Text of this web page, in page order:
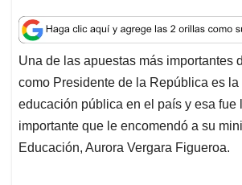
a
t
s
A
p
p
c
e
b
o
o
k
n
k
e
d
I
n
a
i
l
r
e
a
d
s
Una de las apuestas más importantes
como Presidente de la República es la
educación pública en el país y esa fue
importante que le encomendó a su
Educación, Aurora Vergara Figueroa.